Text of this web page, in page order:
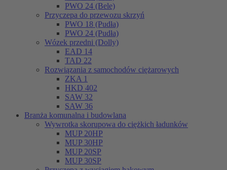
PWO 24 (Bele)
Przyczepa do przewozu skrzyń
PWO 18 (Pudła)
PWO 24 (Pudła)
Wózek przedni (Dolly)
EAD 14
TAD 22
Rozwiązania z samochodów ciężarowych
ZKA 1
HKD 402
SAW 32
SAW 36
Branża komunalna i budowlana
Wywrotka skorupowa do ciężkich ładunków
MUP 20HP
MUP 30HP
MUP 20SP
MUP 30SP